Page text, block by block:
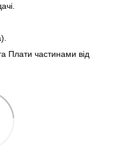
Плати частинами від